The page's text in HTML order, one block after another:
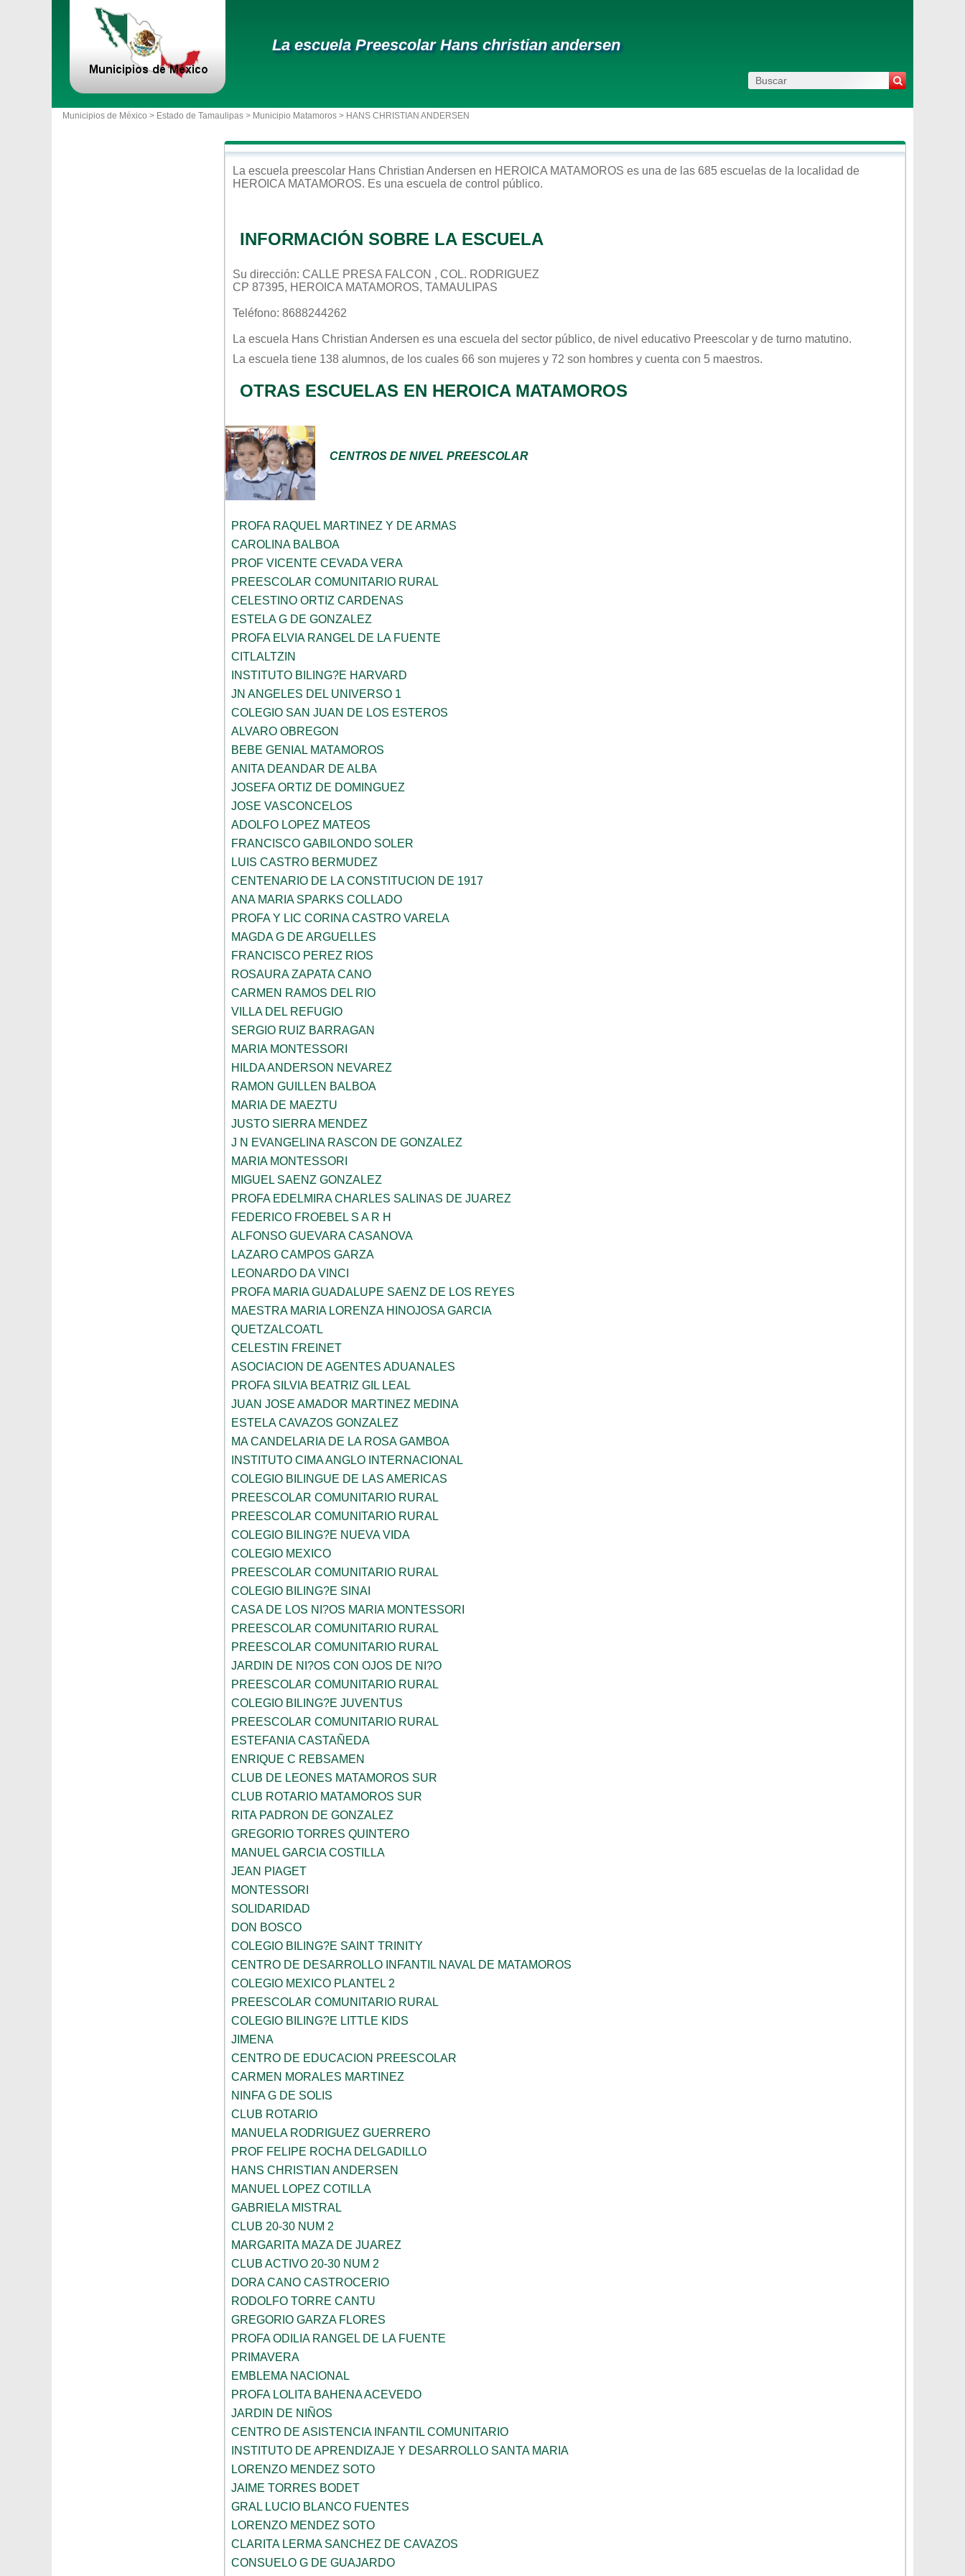
La escuela Preescolar Hans christian andersen
Municipios de México > Estado de Tamaulipas > Municipio Matamoros > HANS CHRISTIAN ANDERSEN
La escuela preescolar Hans Christian Andersen en HEROICA MATAMOROS es una de las 685 escuelas de la localidad de
HEROICA MATAMOROS. Es una escuela de control público.
INFORMACIÓN SOBRE LA ESCUELA
Su dirección: CALLE PRESA FALCON , COL. RODRIGUEZ
CP 87395, HEROICA MATAMOROS, TAMAULIPAS
Teléfono: 8688244262
La escuela Hans Christian Andersen es una escuela del sector público, de nivel educativo Preescolar y de turno matutino.
La escuela tiene 138 alumnos, de los cuales 66 son mujeres y 72 son hombres y cuenta con 5 maestros.
OTRAS ESCUELAS EN HEROICA MATAMOROS
CENTROS DE NIVEL PREESCOLAR
PROFA RAQUEL MARTINEZ Y DE ARMAS
CAROLINA BALBOA
PROF VICENTE CEVADA VERA
PREESCOLAR COMUNITARIO RURAL
CELESTINO ORTIZ CARDENAS
ESTELA G DE GONZALEZ
PROFA ELVIA RANGEL DE LA FUENTE
CITLALTZIN
INSTITUTO BILING?E HARVARD
JN ANGELES DEL UNIVERSO 1
COLEGIO SAN JUAN DE LOS ESTEROS
ALVARO OBREGON
BEBE GENIAL MATAMOROS
ANITA DEANDAR DE ALBA
JOSEFA ORTIZ DE DOMINGUEZ
JOSE VASCONCELOS
ADOLFO LOPEZ MATEOS
FRANCISCO GABILONDO SOLER
LUIS CASTRO BERMUDEZ
CENTENARIO DE LA CONSTITUCION DE 1917
ANA MARIA SPARKS COLLADO
PROFA Y LIC CORINA CASTRO VARELA
MAGDA G DE ARGUELLES
FRANCISCO PEREZ RIOS
ROSAURA ZAPATA CANO
CARMEN RAMOS DEL RIO
VILLA DEL REFUGIO
SERGIO RUIZ BARRAGAN
MARIA MONTESSORI
HILDA ANDERSON NEVAREZ
RAMON GUILLEN BALBOA
MARIA DE MAEZTU
JUSTO SIERRA MENDEZ
J N EVANGELINA RASCON DE GONZALEZ
MARIA MONTESSORI
MIGUEL SAENZ GONZALEZ
PROFA EDELMIRA CHARLES SALINAS DE JUAREZ
FEDERICO FROEBEL S A R H
ALFONSO GUEVARA CASANOVA
LAZARO CAMPOS GARZA
LEONARDO DA VINCI
PROFA MARIA GUADALUPE SAENZ DE LOS REYES
MAESTRA MARIA LORENZA HINOJOSA GARCIA
QUETZALCOATL
CELESTIN FREINET
ASOCIACION DE AGENTES ADUANALES
PROFA SILVIA BEATRIZ GIL LEAL
JUAN JOSE AMADOR MARTINEZ MEDINA
ESTELA CAVAZOS GONZALEZ
MA CANDELARIA DE LA ROSA GAMBOA
INSTITUTO CIMA ANGLO INTERNACIONAL
COLEGIO BILINGUE DE LAS AMERICAS
PREESCOLAR COMUNITARIO RURAL
PREESCOLAR COMUNITARIO RURAL
COLEGIO BILING?E NUEVA VIDA
COLEGIO MEXICO
PREESCOLAR COMUNITARIO RURAL
COLEGIO BILING?E SINAI
CASA DE LOS NI?OS MARIA MONTESSORI
PREESCOLAR COMUNITARIO RURAL
PREESCOLAR COMUNITARIO RURAL
JARDIN DE NI?OS CON OJOS DE NI?O
PREESCOLAR COMUNITARIO RURAL
COLEGIO BILING?E JUVENTUS
PREESCOLAR COMUNITARIO RURAL
ESTEFANIA CASTAÑEDA
ENRIQUE C REBSAMEN
CLUB DE LEONES MATAMOROS SUR
CLUB ROTARIO MATAMOROS SUR
RITA PADRON DE GONZALEZ
GREGORIO TORRES QUINTERO
MANUEL GARCIA COSTILLA
JEAN PIAGET
MONTESSORI
SOLIDARIDAD
DON BOSCO
COLEGIO BILING?E SAINT TRINITY
CENTRO DE DESARROLLO INFANTIL NAVAL DE MATAMOROS
COLEGIO MEXICO PLANTEL 2
PREESCOLAR COMUNITARIO RURAL
COLEGIO BILING?E LITTLE KIDS
JIMENA
CENTRO DE EDUCACION PREESCOLAR
CARMEN MORALES MARTINEZ
NINFA G DE SOLIS
CLUB ROTARIO
MANUELA RODRIGUEZ GUERRERO
PROF FELIPE ROCHA DELGADILLO
HANS CHRISTIAN ANDERSEN
MANUEL LOPEZ COTILLA
GABRIELA MISTRAL
CLUB 20-30 NUM 2
MARGARITA MAZA DE JUAREZ
CLUB ACTIVO 20-30 NUM 2
DORA CANO CASTROCERIO
RODOLFO TORRE CANTU
GREGORIO GARZA FLORES
PROFA ODILIA RANGEL DE LA FUENTE
PRIMAVERA
EMBLEMA NACIONAL
PROFA LOLITA BAHENA ACEVEDO
JARDIN DE NIÑOS
CENTRO DE ASISTENCIA INFANTIL COMUNITARIO
INSTITUTO DE APRENDIZAJE Y DESARROLLO SANTA MARIA
LORENZO MENDEZ SOTO
JAIME TORRES BODET
GRAL LUCIO BLANCO FUENTES
LORENZO MENDEZ SOTO
CLARITA LERMA SANCHEZ DE CAVAZOS
CONSUELO G DE GUAJARDO